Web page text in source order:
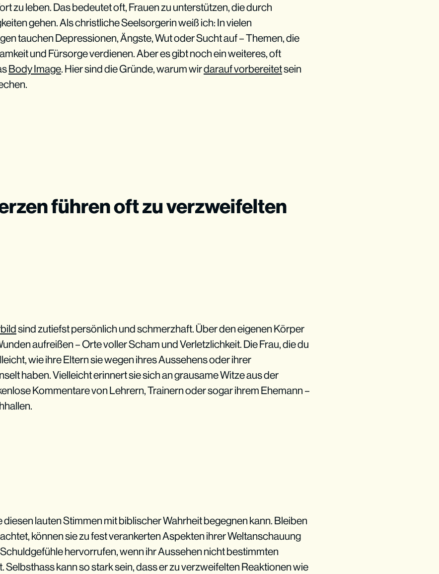
zu leben. Das bedeutet oft, Frauen zu unterstützen, die durch
gehen. Als christliche Seelsorgerin weiß ich: In vielen
tauchen Depressionen, Ängste, Wut oder Sucht auf – Themen, die
und Fürsorge verdienen. Aber es gibt noch ein weiteres, oft
Body Image. Hier sind die Gründe, warum wirdarauf vorbereitetsein
führen oft zu verzweifelten
sind zutiefst persönlich und schmerzhaft. Über den eigenen Körper
aufreißen – Orte voller Scham und Verletzlichkeit. Die Frau, die du
wie ihre Eltern sie wegen ihres Aussehens oder ihrer
haben. Vielleicht erinnert sie sich an grausame Witze aus der
Kommentare von Lehrern, Trainern oder sogar ihrem Ehemann –
diesen lauten Stimmen mit biblischer Wahrheit begegnen kann. Bleiben
können sie zu fest verankerten Aspekten ihrer Weltanschauung
hervorrufen, wenn ihr Aussehen nicht bestimmten
Selbsthass kann so stark sein, dass er zu verzweifelten Reaktionen wie